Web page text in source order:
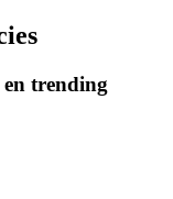
en trending